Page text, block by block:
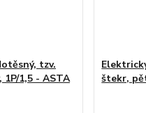
tzv.
1,5 - ASTA
štekr,